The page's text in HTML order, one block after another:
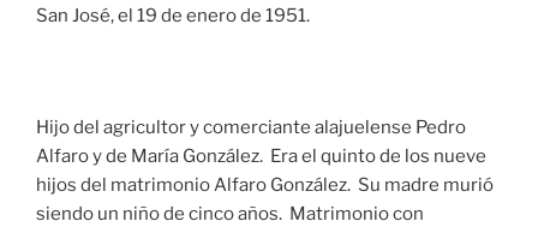
San José, el 19 de enero de 1951.
Hijo del agricultor y comerciante alajuelense Pedro
Alfaro y de María González. Era el quinto de los nueve
hijos del matrimonio Alfaro González. Su madre murió
siendo un niño de cinco años. Matrimonio con